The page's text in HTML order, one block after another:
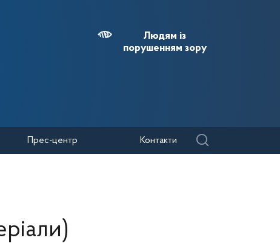
Людям із
порушенням зору
Прес-центр Контакти